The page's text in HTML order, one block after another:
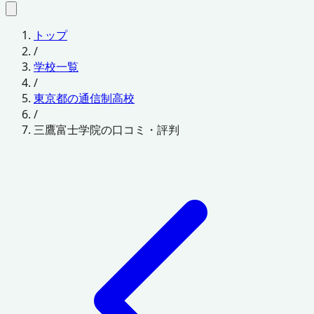
トップ
/
学校一覧
/
東京都の通信制高校
/
三鷹富士学院の口コミ・評判